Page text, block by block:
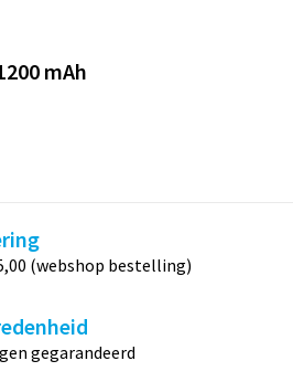
mAh
(webshop bestelling)
gegarandeerd